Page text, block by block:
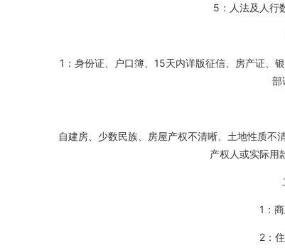
5：人法及人行
1：身份证、户口簿、15天内详版征信、房产证、
部
自建房、少数民族、房屋产权不清晰、土地性质不
产权人或实际用
1：
2：